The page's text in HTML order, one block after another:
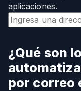
aplicaciones.
¿Qué son
por correo